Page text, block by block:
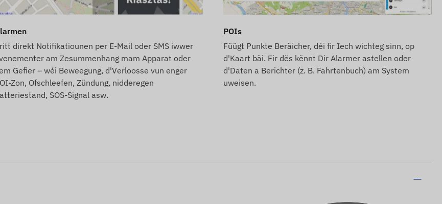
an eisem Webshop bei den Accessoiren fir den
baséieren op Informatiounen vum Hiersteller, déi
d'Recht vir, verschidde Parameteren oder
vun den Donnéeën op eiser Websäit
direkt Notifikatiounen per E-Mail oder SMS iwwer
am Zesummenhang mam Apparat oder
Gefier – wéi Beweegung, d'Verloosse vun enger
Zon, Ofschleefen, Zündung, nidderegen
SOS-Signal asw.
POIs
Füügt Punkte Beräicher, déi fir Iech wichteg sinn, op
d'Kaart bäi. Fir dës kënnt Dir Alarmer astellen oder
d'Daten a Berichter (z. B. Fahrtenbuch) am System
uweisen.